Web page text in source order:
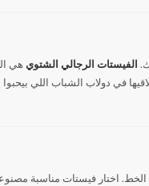
الفيستات الرجالي الشتوي هي
في دولاب الشباب اللي
الخط. اختار فيستات مناسبة